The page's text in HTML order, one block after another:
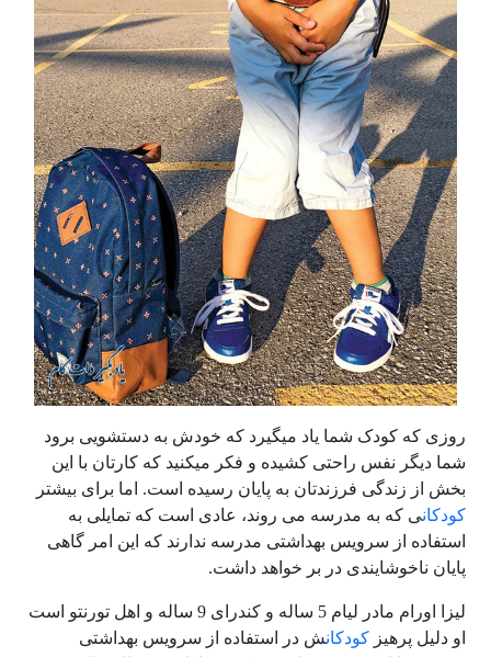
روزی که کودک شما یاد میگیرد که خودش به دستشویی برود
شما دیگر نفس راحتی کشیده و فکر میکنید که کارتان با این
بخش از زندگی فرزندتان به پایان رسیده است. اما برای بیشتر
کودکانی که به مدرسه می روند، عادی است که تمایلی به
استفاده از سرویس بهداشتی مدرسه ندارند که این امر گاهی
پایان ناخوشایندی در بر خواهد داشت.
لیزا اورام مادر لیام 5 ساله و کندرای 9 ساله و اهل تورنتو است
او دلیل پرهیز کودکانش در استفاده از سرویس بهداشتی